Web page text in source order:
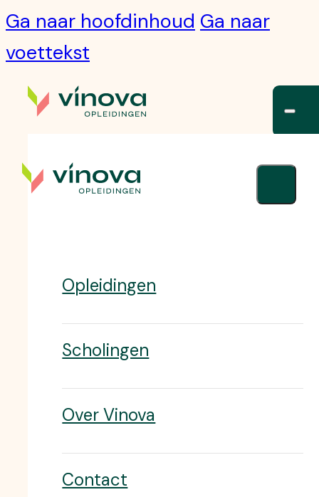
Ga naar hoofdinhoud Ga naar
voettekst
Opleidingen
Scholingen
Over Vinova
Contact